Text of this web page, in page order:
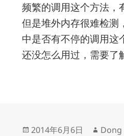
频繁的调用这个方法，
但是堆外内存很难检测
中是否有不停的调用
还没怎么用过，需要了
发
2014年6月6日
作
Dong